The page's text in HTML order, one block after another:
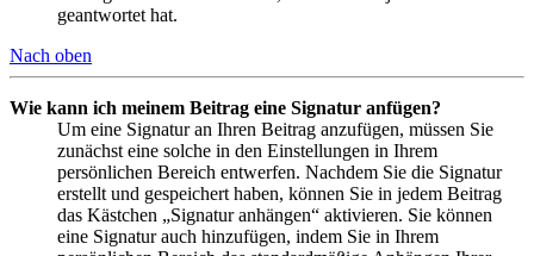
geantwortet hat.
Nach oben
Wie kann ich meinem Beitrag eine Signatur anfügen?
Um eine Signatur an Ihren Beitrag anzufügen, müssen Sie
zunächst eine solche in den Einstellungen in Ihrem
persönlichen Bereich entwerfen. Nachdem Sie die Signatur
erstellt und gespeichert haben, können Sie in jedem Beitrag
das Kästchen „Signatur anhängen“ aktivieren. Sie können
eine Signatur auch hinzufügen, indem Sie in Ihrem